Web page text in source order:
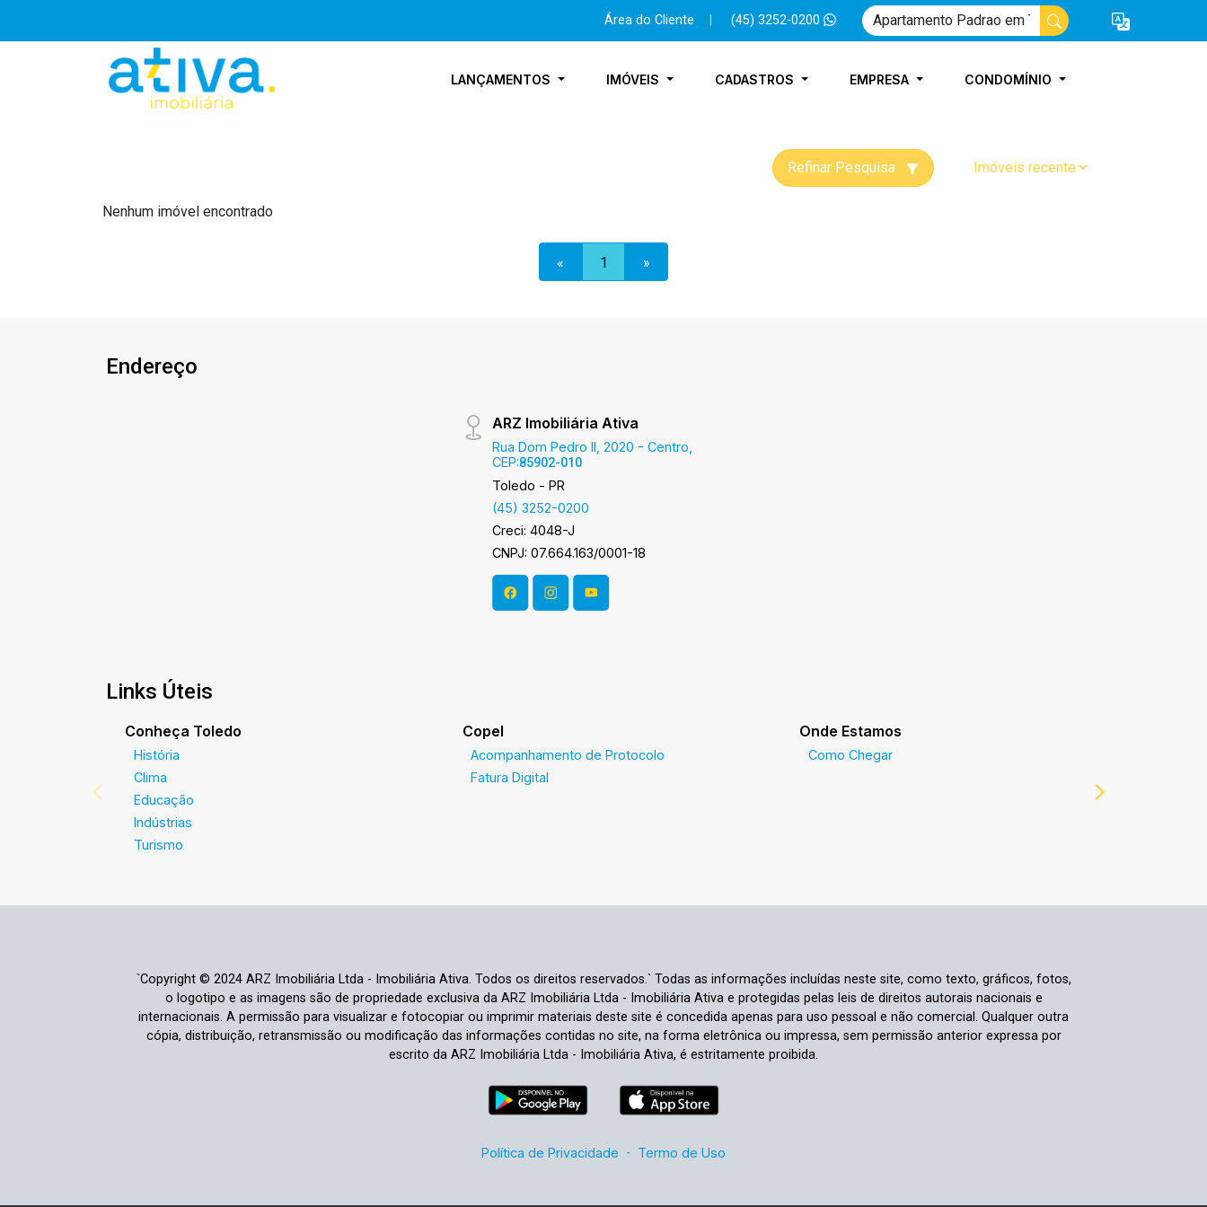
Área do Cliente (45) 3252-0200
LANÇAMENTOS IMÓVEIS CADASTROS EMPRESA CONDOMÍNIO
Refinar Pesquisa
Nenhum imóvel encontrado
« 1 »
Endereço
ARZ Imobiliária Ativa
Rua Dom Pedro II, 2020 - Centro,
CEP:85902-010
Toledo - PR
(45) 3252-0200
Creci: 4048-J
CNPJ: 07.664.163/0001-18
Links Úteis
Conheça Toledo
História
Clima
Educação
Indústrias
Turismo
Copel
Acompanhamento de Protocolo
Fatura Digital
Onde Estamos
Como Chegar
`Copyright © 2024 ARZ Imobiliária Ltda - Imobiliária Ativa. Todos os direitos reservados.` Todas as informações incluídas neste site, como texto, gráficos, fotos,
o logotipo e as imagens são de propriedade exclusiva da ARZ Imobiliária Ltda - Imobiliária Ativa e protegidas pelas leis de direitos autorais nacionais e
internacionais. A permissão para visualizar e fotocopiar ou imprimir materiais deste site é concedida apenas para uso pessoal e não comercial. Qualquer outra
cópia, distribuição, retransmissão ou modificação das informações contidas no site, na forma eletrônica ou impressa, sem permissão anterior expressa por
escrito da ARZ Imobiliária Ltda - Imobiliária Ativa, é estritamente proibida.
Política de Privacidade - Termo de Uso